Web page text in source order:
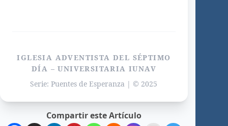
IGLESIA ADVENTISTA DEL SÉPTIMO
DÍA – UNIVERSITARIA IUNAV
Serie: Puentes de Esperanza | © 2025
Compartir este Artículo